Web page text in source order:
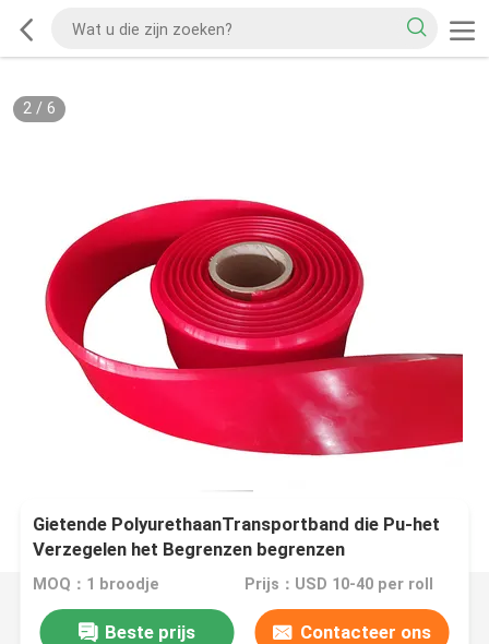
2/ 6
Gietende PolyurethaanTransportband die Pu-het
Verzegelen het Begrenzen begrenzen
MOQ：1 broodje Prijs：USD 10-40 per roll
Beste prijs Contacteer ons